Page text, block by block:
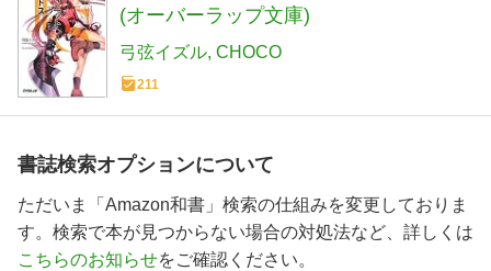
(オーバーラップ文庫)
弓弦イズル CHOCO
211
書誌検索オプションについて
ただいま「Amazon和書」検索の仕組みを変更しておりま
す。検索で本が見つからない場合の対処法など、詳しくは
こちらのお知らせをご確認ください。